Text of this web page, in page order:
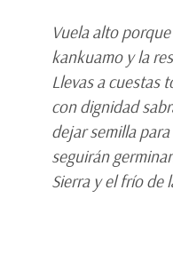
Vuela alto
kankuamo y la
Llevas a cuestas
con dignidad
dejar semilla
seguirán
Sierra y el frío de